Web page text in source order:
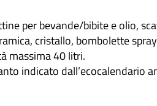
per bevande/bibite e olio,
cristallo, bombolette
massima 40 litri.
indicato dall’ecocalendario